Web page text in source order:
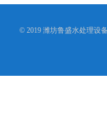
© 2019 潍坊鲁盛水处理设